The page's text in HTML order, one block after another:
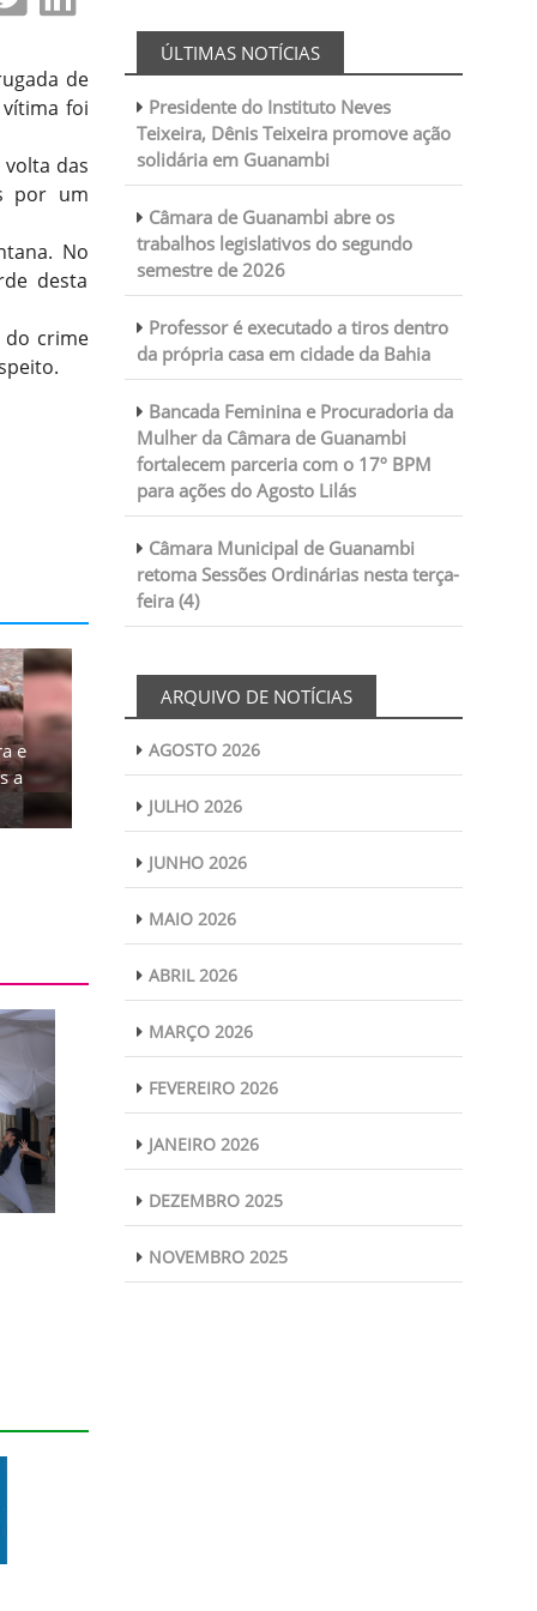
de
foi
das
por um
No
desta
do crime
e
a
ÚLTIMAS NOTÍCIAS
Presidente do Instituto Neves
Teixeira, Dênis Teixeira promove ação
solidária em Guanambi
Câmara de Guanambi abre os
trabalhos legislativos do segundo
semestre de 2026
Professor é executado a tiros dentro
da própria casa em cidade da Bahia
Bancada Feminina e Procuradoria da
Mulher da Câmara de Guanambi
fortalecem parceria com o 17º BPM
para ações do Agosto Lilás
Câmara Municipal de Guanambi
retoma Sessões Ordinárias nesta terça-
feira (4)
ARQUIVO DE NOTÍCIAS
AGOSTO 2026
JULHO 2026
JUNHO 2026
MAIO 2026
ABRIL 2026
MARÇO 2026
FEVEREIRO 2026
JANEIRO 2026
DEZEMBRO 2025
NOVEMBRO 2025